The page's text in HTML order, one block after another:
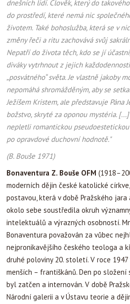
dnešních lidí. Člověk, který do
do prostředí, které nemá nic
životem. Také bohoslužba, která se v
změny řeči a ritu zachovává svůj
Nepatří do života těch, kdo se jí
diváky vytrhnout z jejich
„posvátného“ světa. Je vlastně jakoby
nepomáhá shromážděným, aby se
Ježíšem Kristem, ale představuje Pána
božstvo, skryté za oponou mystéria. [...]
nepletli romantickou
po opravdové duchovní hodnotě."
(B. Bouše 1971)
Bonaventura Z. Bouše OFM
moderních dějin české katolické
postavou, která v době Pražského
okolo sebe soustředila okruh
intelektuálů a výrazných osobností.
Bonaventura považován za vůbec
nejpronikavějšího českého teologa a
druhé poloviny 20. století. V roce
menších – františkánů. Den po
byl zatčen a internován. V době
Národní galerii a v Ústavu teorie a